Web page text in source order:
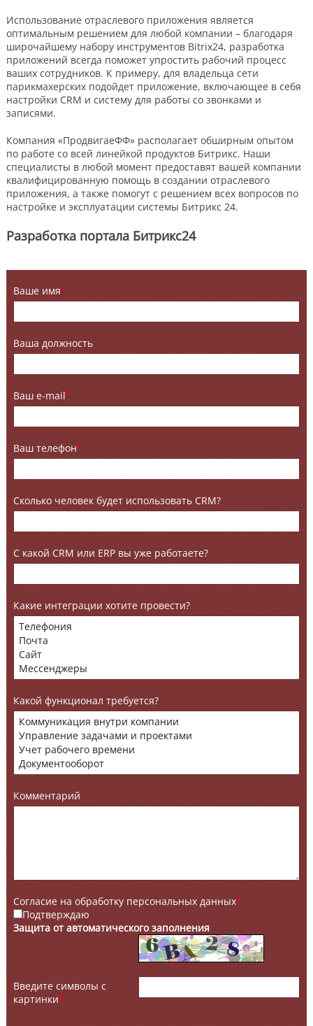
Использование отраслевого приложения является
оптимальным решением для любой компании – благодаря
широчайшему набору инструментов Bitrix24, разработка
приложений всегда поможет упростить рабочий процесс
ваших сотрудников. К примеру, для владельца сети
парикмахерских подойдет приложение, включающее в себя
настройки CRM и систему для работы со звонками и
записями.
Компания «ПродвигаеФФ» располагает обширным опытом
по работе со всей линейкой продуктов Битрикс. Наши
специалисты в любой момент предоставят вашей компании
квалифицированную помощь в создании отраслевого
приложения, а также помогут с решением всех вопросов по
настройке и эксплуатации системы Битрикс 24.
Разработка портала Битрикс24
Ваше имя*
Ваша должность
Ваш e-mail*
Ваш телефон*
Сколько человек будет использовать CRM?
С какой CRM или ERP вы уже работаете?
Какие интеграции хотите провести?
Какой функционал требуется?
Комментарий
Согласие на обработку персональных данных*
Подтверждаю
Защита от автоматического заполнения
Введите символы с
картинки*